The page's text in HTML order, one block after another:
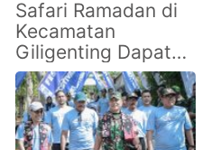
Safari Ramadan di
Kecamatan
Giligenting Dapat
Sambutan Hangat,
Kades Jate: terima
kasih HCML